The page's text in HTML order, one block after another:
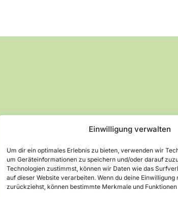
Einwilligung verwalten
Um dir ein optimales Erlebnis zu bieten, verwenden wir
um Geräteinformationen zu speichern und/oder darauf
Technologien zustimmst, können wir Daten wie das
auf dieser Website verarbeiten. Wenn du deine
zurückziehst, können bestimmte Merkmale und
Kontakt